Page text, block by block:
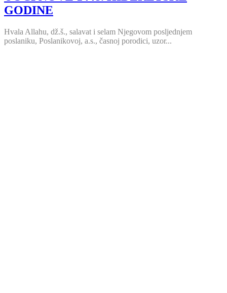
GODINE
Hvala Allahu, dž.š., salavat i selam Njegovom posljednjem
poslaniku, Poslanikovoj, a.s., časnoj porodici, uzor...